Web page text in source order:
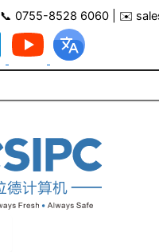
📞 0755-8528 6060 | ✉️